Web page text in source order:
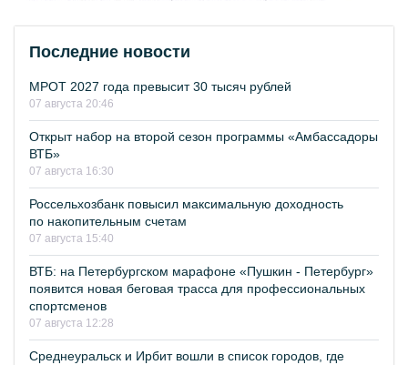
Последние новости
МРОТ 2027 года превысит 30 тысяч рублей
07 августа 20:46
Открыт набор на второй сезон программы «Амбассадоры
ВТБ»
07 августа 16:30
Россельхозбанк повысил максимальную доходность
по накопительным счетам
07 августа 15:40
ВТБ: на Петербургском марафоне «Пушкин - Петербург»
появится новая беговая трасса для профессиональных
спортсменов
07 августа 12:28
Среднеуральск и Ирбит вошли в список городов, где